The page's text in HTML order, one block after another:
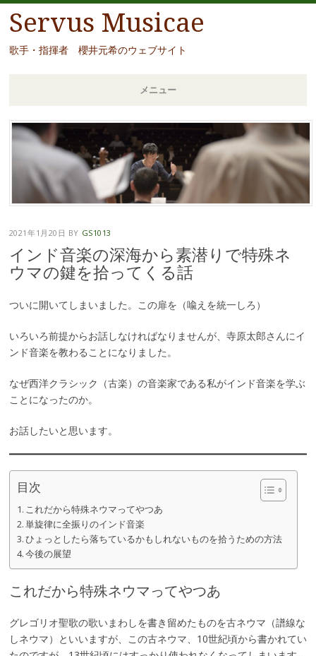
Servus Musicae
歌手・指揮者 櫻井元希のウェブサイト
メニュー
コ
ン
テ
移
2021年1月20日 BY GS1013
インド音楽の深海から素潜りで特殊ネ
ウマの鍵を拾ってくる話
ついに開いてしまいました。この扉を（喩えを統一しろ）
いろいろ前提からお話しなければなりませんが、寺原太郎さんにイ
ンド音楽を教わることになりました。
なぜ西洋クラシック（古楽）の音楽家である私がインド音楽を学ぶ
ことになったのか。
お話したいと思います。
目次
これだから特殊ネウマってやつあ
単旋律に全振りのインド音楽
ひょっとしたら落ちているかもしれないものを拾うための方法
今後の展望
これだから特殊ネウマってやつあ
グレゴリオ聖歌の歌いまわしを書き留めたものを古ネウマ（譜線な
しネウマ）といいますが、この古ネウマ、10世紀頃から書かれてい